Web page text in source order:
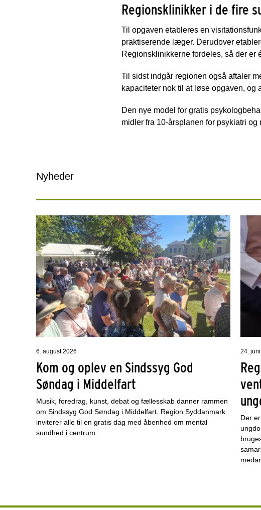
Regionsklinikker i de fire
Til opgaven etableres en
praktiserende læger. Derudover
Regionsklinikkerne fordeles, så der er
Til sidst indgår regionen også aftaler
kapaciteter nok til at løse opgaven,
Den nye model for gratis
midler fra 10-årsplanen for psykiatri
Nyheder
6. august 2026
Kom og oplev en Sindssyg God
Søndag i Middelfart
Musik, foredrag, kunst, debat og fællesskab danner rammen
om Sindssyg God Søndag i Middelfart. Region Syddanmark
inviterer alle til en gratis dag med åbenhed om mental
sundhed i centrum.
24.
Der